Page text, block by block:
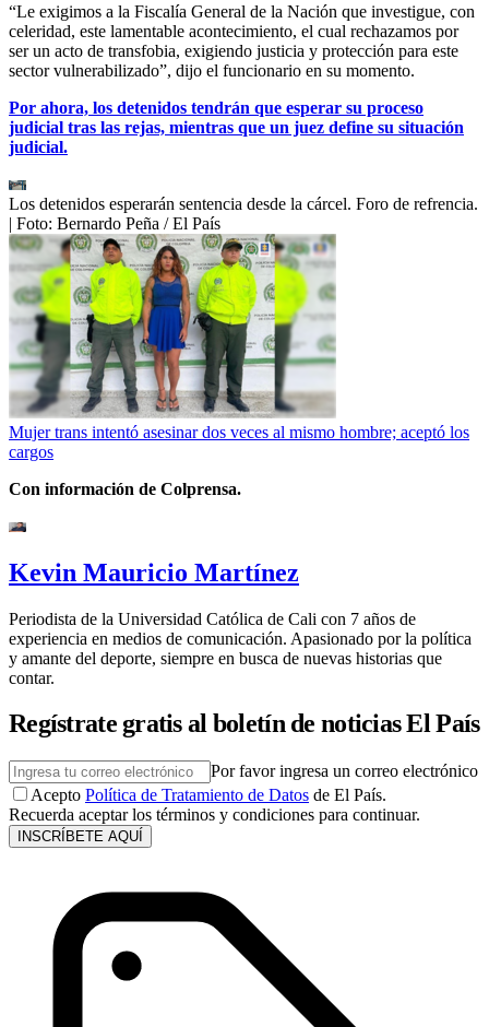
“Le exigimos a la Fiscalía General de la Nación que investigue, con
celeridad, este lamentable acontecimiento, el cual rechazamos por
ser un acto de transfobia, exigiendo justicia y protección para este
sector vulnerabilizado”, dijo el funcionario en su momento.
Por ahora, los detenidos tendrán que esperar su proceso
judicial tras las rejas, mientras que un juez define su situación
judicial.
Los detenidos esperarán sentencia desde la cárcel. Foro de refrencia.
| Foto: Bernardo Peña / El País
Mujer trans intentó asesinar dos veces al mismo hombre; aceptó los
cargos
Con información de Colprensa.
Kevin Mauricio Martínez
Periodista de la Universidad Católica de Cali con 7 años de
experiencia en medios de comunicación. Apasionado por la política
y amante del deporte, siempre en busca de nuevas historias que
contar.
Regístrate gratis al boletín de noticias El País
Por favor ingresa un correo electrónico
Acepto Política de Tratamiento de Datos de El País.
Recuerda aceptar los términos y condiciones para continuar.
INSCRÍBETE AQUÍ